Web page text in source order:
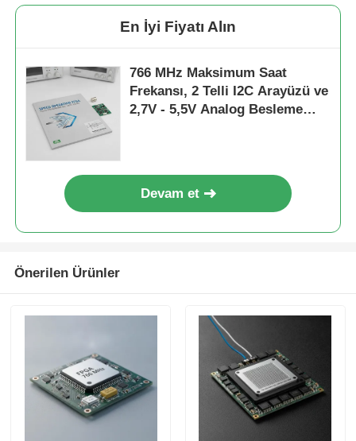
En İyi Fiyatı Alın
766 MHz Maksimum Saat
Frekansı, 2 Telli I2C Arayüzü ve
2,7V - 5,5V Analog Besleme
Devam et
Önerilen Ürünler